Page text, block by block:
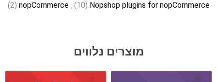
Nopshop plugins for nopCommerce
(10)
,
nopCommerce
(2)
מוצרים נלווים